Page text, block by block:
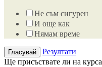
Не съм сигурен
И още как
Нямам време
Резултати
Ще присъствате ли на курса